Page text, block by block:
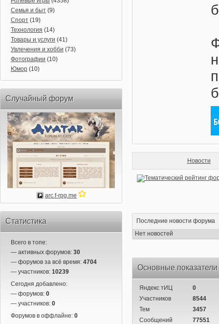
Семья и быт (9)
Спорт (19)
Технология (14)
Товары и услуги (41)
Увлечения и хобби (73)
Фотографии (10)
Юмор (10)
Случайный форум
arc.f-rpg.me
Статистика
Всего в топе:
— активных форумов: 30
— форумов за всё время: 4704
— участников: 10239
Сегодня добавлено:
— форумов: 0
— участников: 0
Форумов в оффлайне: 0
Новости
Последние новости форума
Нет новостей
Основные
Яндекс тИЦ
0
Участников
8544
Тем
3457
Сообщений
77551